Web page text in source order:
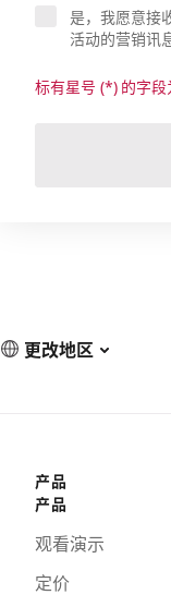
是，我愿意接
活动的营销讯
标有星号 (*) 的字段
更改地区
产品
产品
观看演示
定价